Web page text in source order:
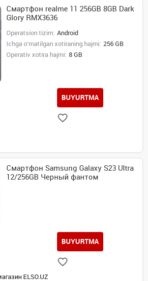
Смартфон realme 11 256GB 8GB Dark
Glory RMX3636
Operatsion tizim: Android
Ichga o‘rnatilgan xotiraning hajmi: 256 GB
Operativ xotira hajmi: 8 GB
BUYURTMA
Смартфон Samsung Galaxy S23 Ultra
12/256GB Черный фантом
BUYURTMA
ELSO.UZ